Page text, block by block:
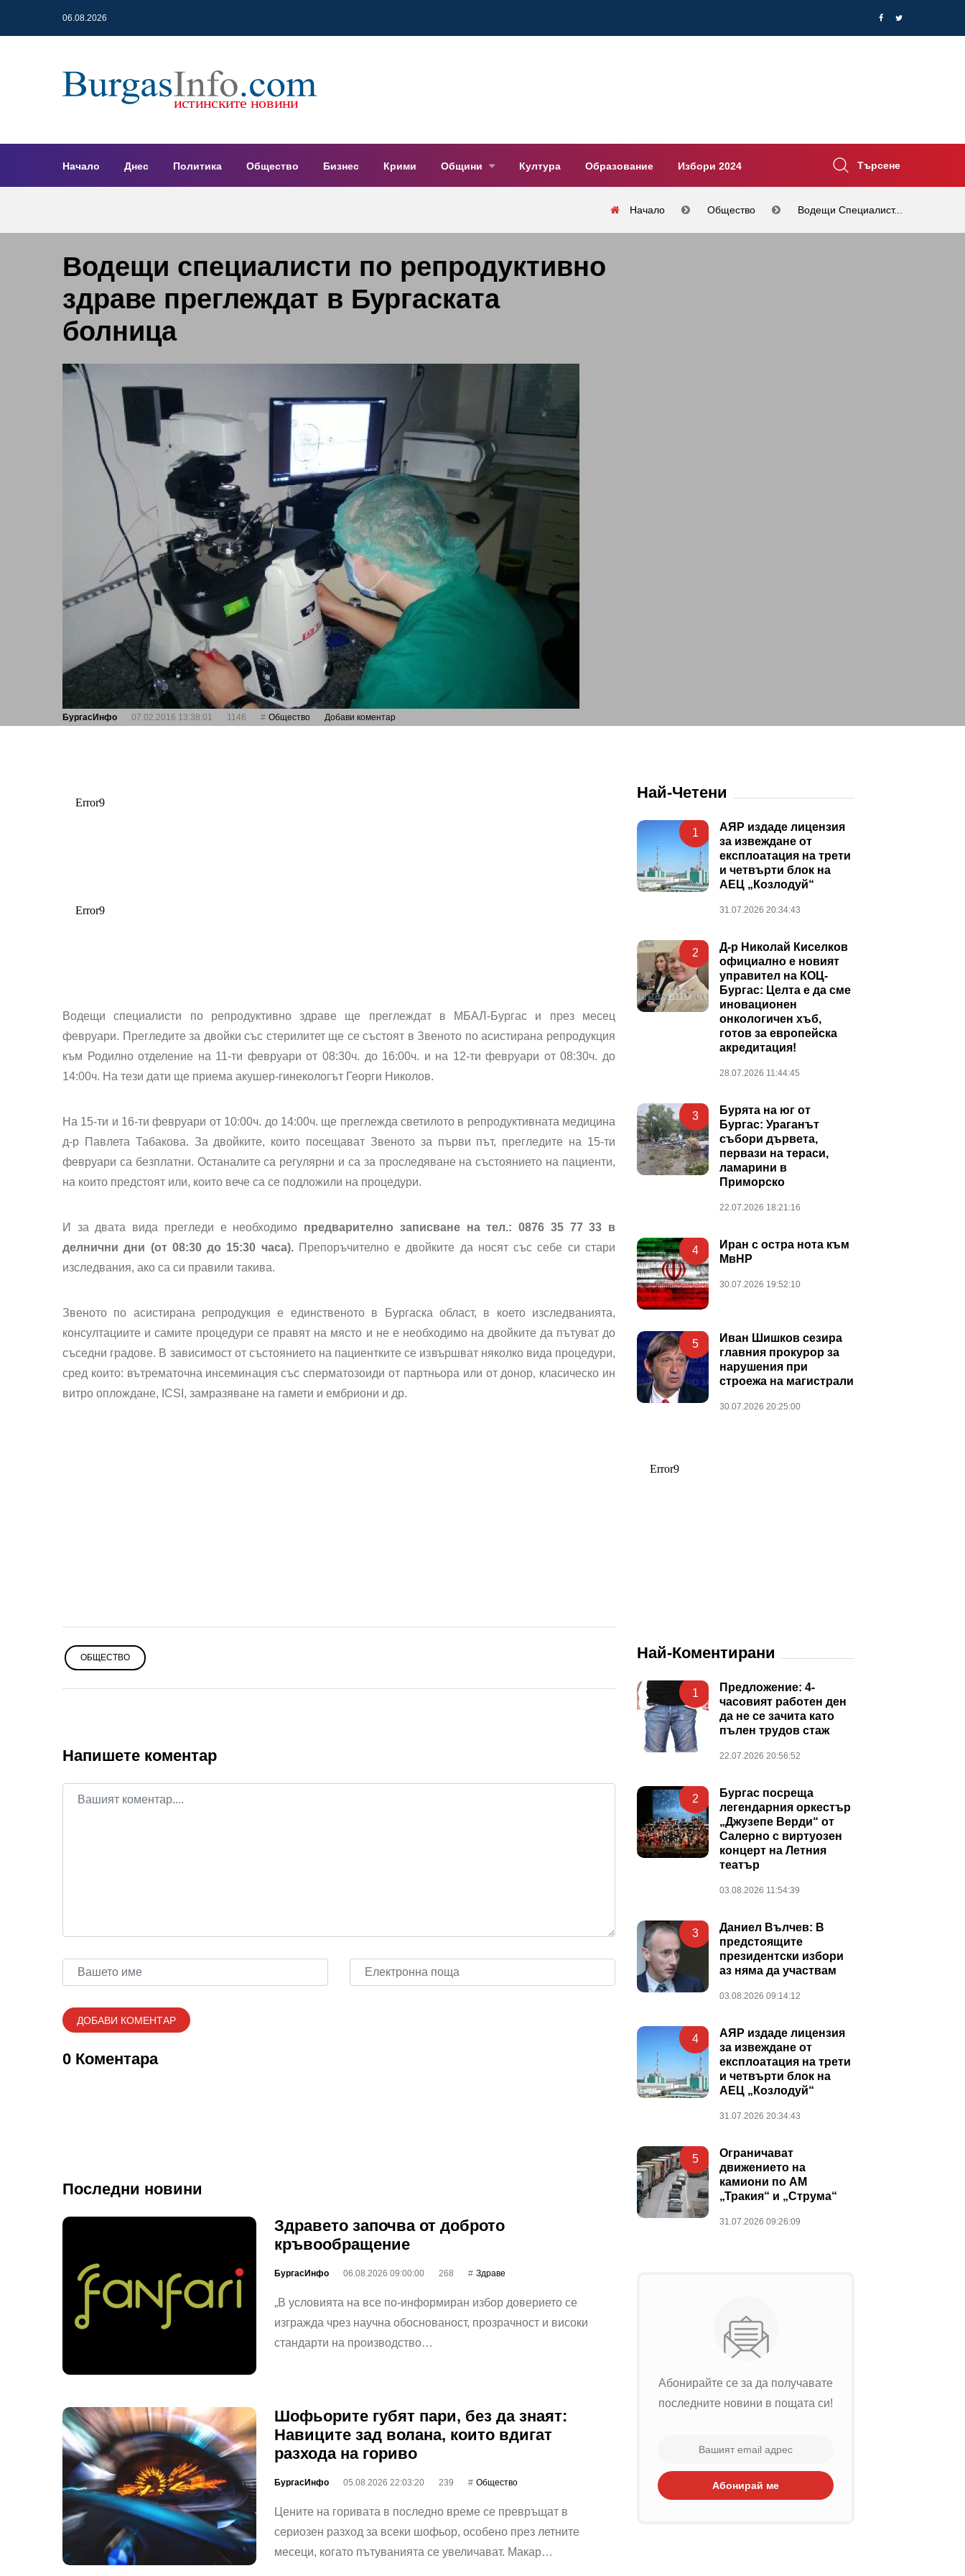
06.08.2026
Начало Днес Политика Общество Бизнес Крими Общини Култура Образование Избори 2024 Търсене
Начало Общество Водещи Специалист...
Водещи специалисти по репродуктивно
здраве преглеждат в Бургаската
болница
БургасИнфо 07.02.2016 13:38:01 1146 Общество Добави коментар
Водещи специалисти по репродуктивно здраве ще преглеждат в МБАЛ-Бургас и през месец
февруари. Прегледите за двойки със стерилитет ще се състоят в Звеното по асистирана репродукция
към Родилно отделение на 11-ти февруари от 08:30ч. до 16:00ч. и на 12-ти февруари от 08:30ч. до
14:00ч. На тези дати ще приема акушер-гинекологът Георги Николов.
На 15-ти и 16-ти февруари от 10:00ч. до 14:00ч. ще преглежда светилото в репродуктивната медицина
д-р Павлета Табакова. За двойките, които посещават Звеното за първи път, прегледите на 15-ти
февруари са безплатни. Останалите са регулярни и са за проследяване на състоянието на пациенти,
на които предстоят или, които вече са се подложили на процедури.
И за двата вида прегледи е необходимо предварително записване на тел.: 0876 35 77 33 в
делнични дни (от 08:30 до 15:30 часа). Препоръчително е двойките да носят със себе си стари
изследвания, ако са си правили такива.
Звеното по асистирана репродукция е единственото в Бургаска област, в което изследванията,
консултациите и самите процедури се правят на място и не е необходимо на двойките да пътуват до
съседни градове. В зависимост от състоянието на пациентките се извършват няколко вида процедури,
сред които: вътрематочна инсеминация със сперматозоиди от партньора или от донор, класическо ин
витро оплождане, ICSI, замразяване на гамети и ембриони и др.
ОБЩЕСТВО
Напишете коментар
0 Коментара
Последни новини
Здравето започва от доброто
кръвообращение
БургасИнфо 06.08.2026 09:00:00 268 Здраве
„В условията на все по-информиран избор доверието се
изгражда чрез научна обоснованост, прозрачност и високи
стандарти на производство…
Шофьорите губят пари, без да знаят:
Навиците зад волана, които вдигат
разхода на гориво
БургасИнфо 05.08.2026 22:03:20 239 Общество
Цените на горивата в последно време се превръщат в
сериозен разход за всеки шофьор, особено през летните
месеци, когато пътуванията се увеличават. Макар…
Най-Четени
1
АЯР издаде лицензия
за извеждане от
експлоатация на трети
и четвърти блок на
АЕЦ „Козлодуй“
31.07.2026 20:34:43
2
Д-р Николай Киселков
официално е новият
управител на КОЦ-
Бургас: Целта е да сме
иновационен
онкологичен хъб,
готов за европейска
акредитация!
28.07.2026 11:44:45
3
Бурята на юг от
Бургас: Ураганът
събори дървета,
первази на тераси,
ламарини в
Приморско
22.07.2026 18:21:16
4
Иран с остра нота към
МвНР
30.07.2026 19:52:10
5
Иван Шишков сезира
главния прокурор за
нарушения при
строежа на магистрали
30.07.2026 20:25:00
Най-Коментирани
1
Предложение: 4-
часовият работен ден
да не се зачита като
пълен трудов стаж
22.07.2026 20:56:52
2
Бургас посреща
легендарния оркестър
„Джузепе Верди“ от
Салерно с виртуозен
концерт на Летния
театър
03.08.2026 11:54:39
3
Даниел Вълчев: В
предстоящите
президентски избори
аз няма да участвам
03.08.2026 09:14:12
4
АЯР издаде лицензия
за извеждане от
експлоатация на трети
и четвърти блок на
АЕЦ „Козлодуй“
31.07.2026 20:34:43
5
Ограничават
движението на
камиони по АМ
„Тракия“ и „Струма“
31.07.2026 09:26:09
Абонирайте се за да получавате
последните новини в пощата си!
Абонирай ме